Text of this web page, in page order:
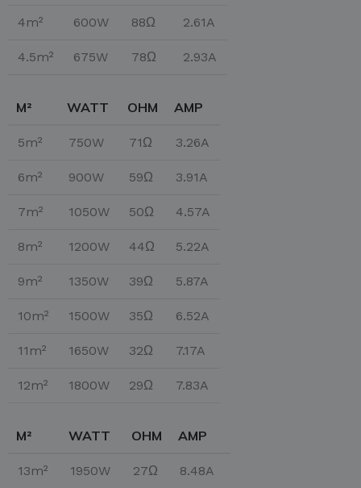
4m² 600W 88Ω 2.61A
4.5m² 675W 78Ω 2.93A
M² WATT OHM AMP
5m² 750W 71Ω 3.26A
6m² 900W 59Ω 3.91A
7m² 1050W 50Ω 4.57A
8m² 1200W 44Ω 5.22A
9m² 1350W 39Ω 5.87A
10m² 1500W 35Ω 6.52A
11m² 1650W 32Ω 7.17A
12m² 1800W 29Ω 7.83A
M² WATT OHM AMP
13m² 1950W 27Ω 8.48A